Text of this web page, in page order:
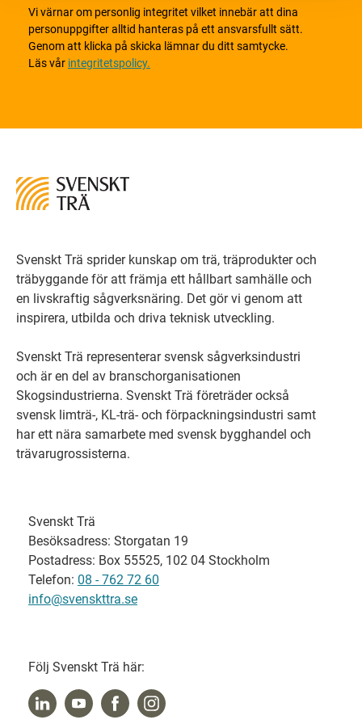
Vi värnar om personlig integritet vilket innebär att dina
personuppgifter alltid hanteras på ett ansvarsfullt sätt.
Genom att klicka på skicka lämnar du ditt samtycke.
Läs vår integritetspolicy.
Svenskt Trä sprider kunskap om trä, träprodukter och
träbyggande för att främja ett hållbart samhälle och
en livskraftig sågverksnäring. Det gör vi genom att
inspirera, utbilda och driva teknisk utveckling.
Svenskt Trä representerar svensk sågverksindustri
och är en del av branschorganisationen
Skogsindustrierna. Svenskt Trä företräder också
svensk limträ-, KL-trä- och förpackningsindustri samt
har ett nära samarbete med svensk bygghandel och
trävarugrossisterna.
Svenskt Trä
Besöksadress: Storgatan 19
Postadress: Box 55525, 102 04 Stockholm
Telefon: 08 - 762 72 60
info@svenskttra.se
Följ Svenskt Trä här: